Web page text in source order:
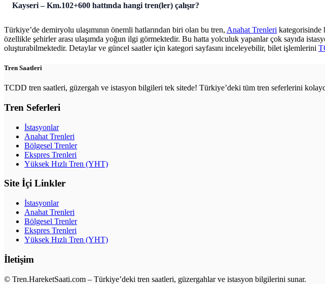
Kayseri – Km.102+600 hattında hangi tren(ler) çalışır?
Türkiye’de demiryolu ulaşımının önemli hatlarından biri olan bu tren, Anahat Trenleri kategorisinde
özellikle şehirler arası ulaşımda yoğun ilgi görmektedir. Bu hatta yolculuk yapanlar çok sayıda
oluşturabilmektedir. Detaylar ve güncel saatler için kategori sayfasını inceleyebilir, bilet işlemlerini
Tren Saatleri
TCDD tren saatleri, güzergah ve istasyon bilgileri tek sitede! Türkiye’deki tüm tren seferlerini
Tren Seferleri
İstasyonlar
Anahat Trenleri
Bölgesel Trenler
Ekspres Trenleri
Yüksek Hızlı Tren (YHT)
Site İçi Linkler
İstasyonlar
Anahat Trenleri
Bölgesel Trenler
Ekspres Trenleri
Yüksek Hızlı Tren (YHT)
İletişim
© Tren.HareketSaati.com – Türkiye’deki tren saatleri, güzergahlar ve istasyon bilgilerini sunar.